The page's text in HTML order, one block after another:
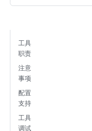
工具
职责
注意
事项
配置
支持
工具
调试